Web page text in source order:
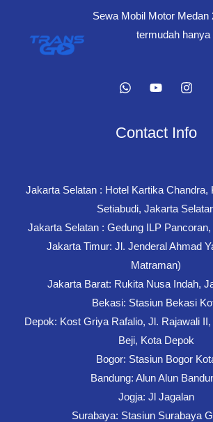
Sewa Mobil Motor Medan
termudah hanya
Contact Info
Jakarta Selatan : Hotel Kartika Chandra,
Setiabudi, Jakarta
Jakarta Selatan : Gedung ILP
Jakarta Timur: Jl. Jenderal Ahmad
Matraman)
Jakarta Barat: Rukita Nusa Indah,
Bekasi: Stasiun Bekasi
Depok: Kost Griya Rafalio, Jl. Rajawali
Beji, Kota Depok
Bogor: Stasiun Bogor
Bandung: Alun Alun
Jogja: Jl Jagalan
Surabaya: Stasiun Surabaya